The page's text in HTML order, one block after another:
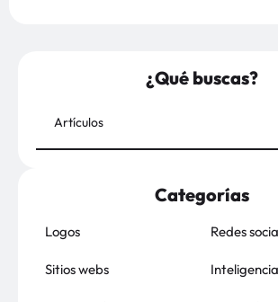
¿Qué buscas?
Categorías
Logos
Sitios webs
Redes